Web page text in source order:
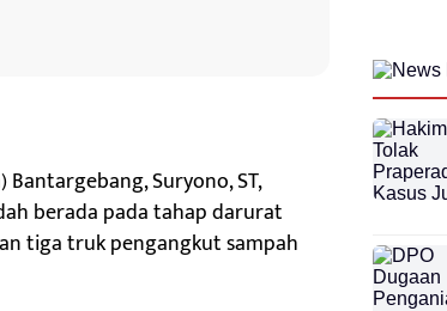
Suryono, ST,
berada pada tahap darurat
tiga truk pengangkut sampah